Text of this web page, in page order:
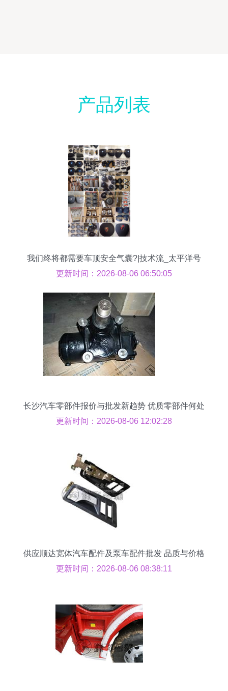
产品列表
我们终将都需要车顶安全气囊?|技术流_太平洋号
更新时间：2026-08-06 06:50:05
长沙汽车零部件报价与批发新趋势 优质零部件何处
寻？
更新时间：2026-08-06 12:02:28
供应顺达宽体汽车配件及泵车配件批发 品质与价格
的完美结合
更新时间：2026-08-06 08:38:11